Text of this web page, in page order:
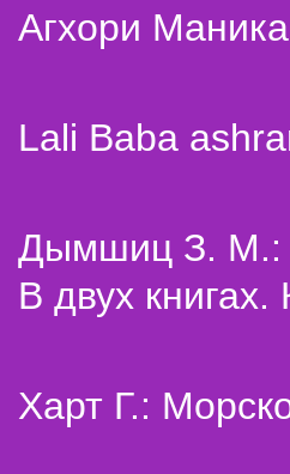
Агхори
Lali Baba
Дымшиц З. М.:
В двух книгах.
Харт Г.: